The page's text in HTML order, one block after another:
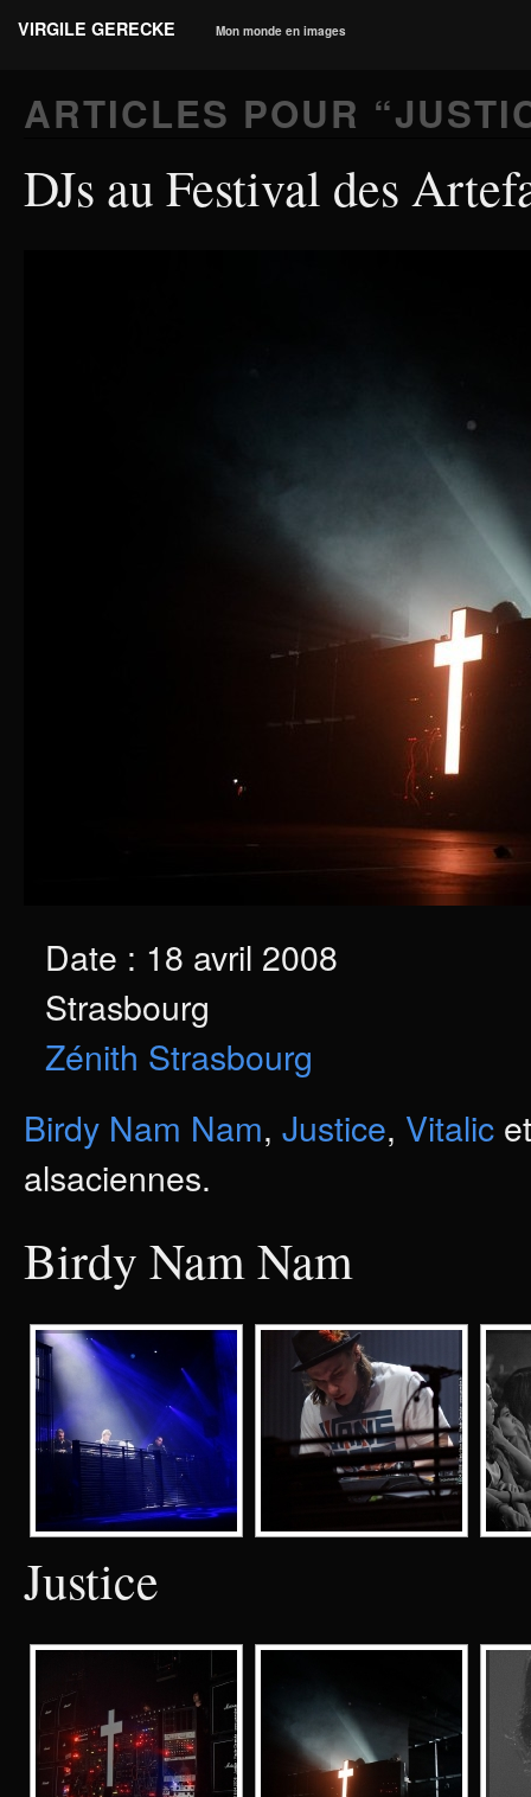
VIRGILE GERECKE Mon monde en images
ARTICLES POUR “
DJs au Festival des
Date : 18 avril 2008
Strasbourg
Zénith Strasbourg
Birdy Nam Nam, Justice, Vitalic
alsaciennes.
Birdy Nam Nam
Justice